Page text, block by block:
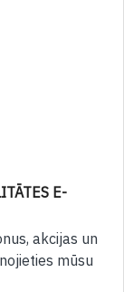
E-
akcijas un
mūsu